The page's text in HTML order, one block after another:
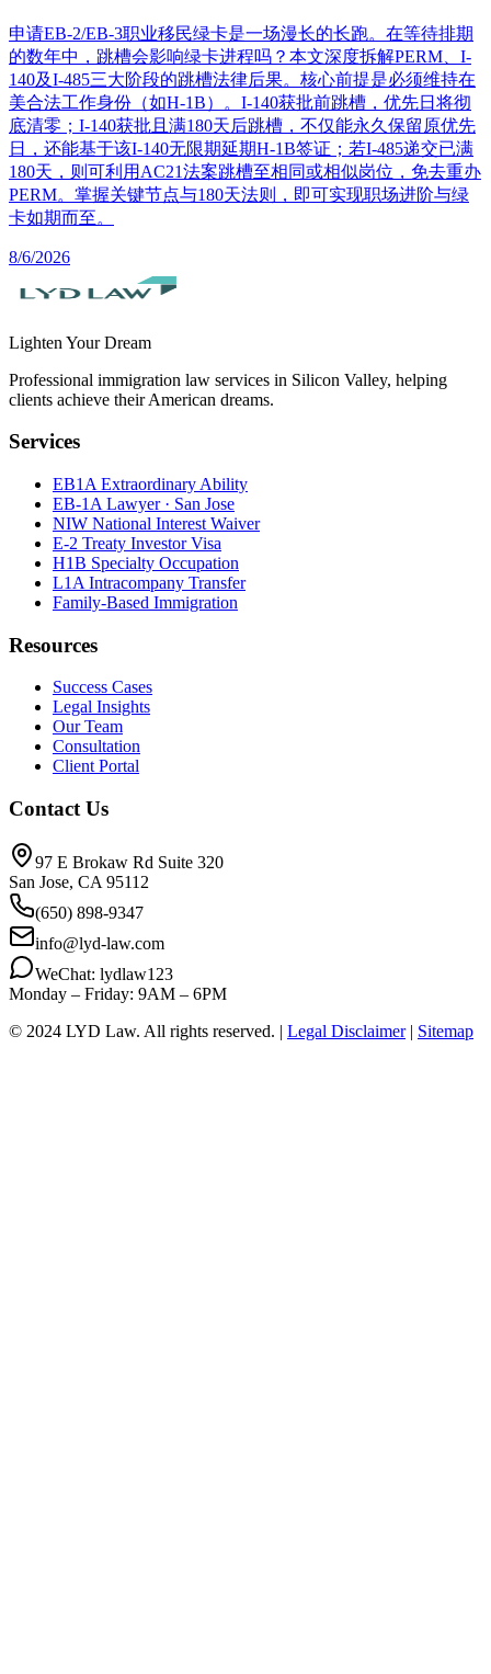
申请EB-2/EB-3职业移民绿卡是一场漫长的长跑。在等待排期
的数年中，跳槽会影响绿卡进程吗？本文深度拆解PERM、I-
140及I-485三大阶段的跳槽法律后果。核心前提是必须维持在
美合法工作身份（如H-1B）。I-140获批前跳槽，优先日将彻
底清零；I-140获批且满180天后跳槽，不仅能永久保留原优先
日，还能基于该I-140无限期延期H-1B签证；若I-485递交已满
180天，则可利用AC21法案跳槽至相同或相似岗位，免去重办
PERM。掌握关键节点与180天法则，即可实现职场进阶与绿
卡如期而至。
8/6/2026
Lighten Your Dream
Professional immigration law services in Silicon Valley, helping
clients achieve their American dreams.
Services
EB1A Extraordinary Ability
EB-1A Lawyer · San Jose
NIW National Interest Waiver
E-2 Treaty Investor Visa
H1B Specialty Occupation
L1A Intracompany Transfer
Family-Based Immigration
Resources
Success Cases
Legal Insights
Our Team
Consultation
Client Portal
Contact Us
97 E Brokaw Rd Suite 320
San Jose, CA 95112
(650) 898-9347
info@lyd-law.com
WeChat: lydlaw123
Monday – Friday: 9AM – 6PM
© 2024 LYD Law. All rights reserved. | Legal Disclaimer | Sitemap